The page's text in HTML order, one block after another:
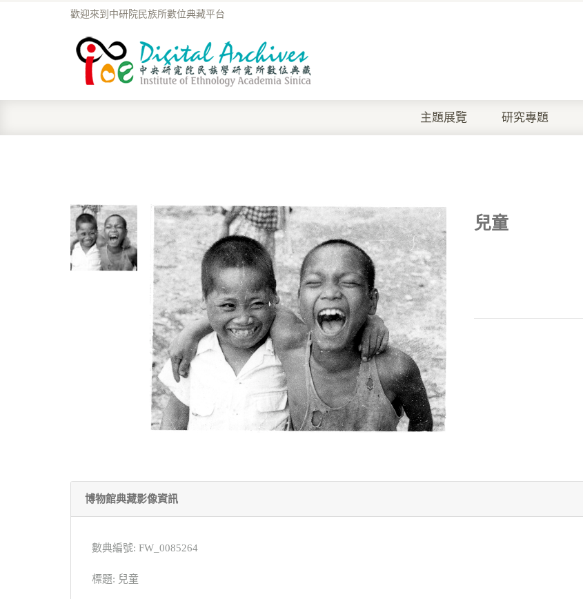
歡迎來到中研院民族所數位典藏平台
主題展覽 研究專題
兒童
博物館典藏影像資訊
數典編號: FW_0085264
標題: 兒童